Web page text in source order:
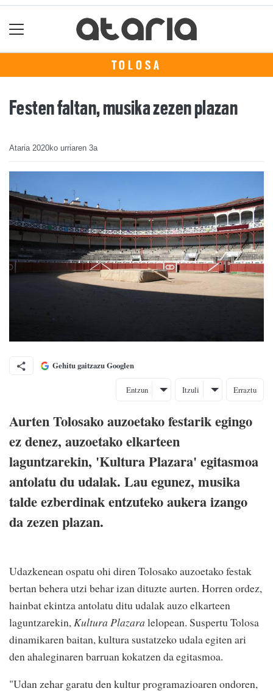
TOLOSA
Festen faltan, musika zezen plazan
Ataria 2020ko urriaren 3a
Gehitu gaitzazu Googlen
Entzun Itzuli Erraztu
Aurten Tolosako auzoetako festarik egingo
ez denez, auzoetako elkarteen
laguntzarekin, 'Kultura Plazara' egitasmoa
antolatu du udalak. Lau egunez, musika
talde ezberdinak entzuteko aukera izango
da zezen plazan.
Udazkenean ospatu ohi diren Tolosako auzoetako festak
bertan behera utzi behar izan dituzte aurten. Horren ordez,
hainbat ekintza antolatu ditu udalak auzo elkarteen
laguntzarekin, Kultura Plazara lelopean. Suspertu Tolosa
dinamikaren baitan, kultura sustatzeko udala egiten ari
den ahaleginaren barruan kokatzen da egitasmoa.
"Udan zehar garatu den kultur programazioaren ondoren,